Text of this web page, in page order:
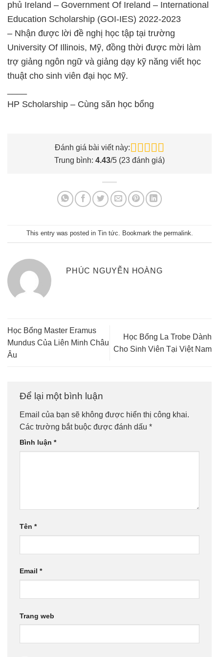
phủ Ireland – Government Of Ireland – International
Education Scholarship (GOI-IES) 2022-2023
– Nhận được lời đề nghị học tập tại trường
University Of Illinois, Mỹ, đồng thời được mời làm
trợ giảng ngôn ngữ và giảng dạy kỹ năng viết học
thuật cho sinh viên đại học Mỹ.
HP Scholarship – Cùng săn học bổng
Đánh giá bài viết này:
Trung bình: 4.43/5 (23 đánh giá)
This entry was posted in Tin tức. Bookmark the permalink.
PHÚC NGUYỄN HOÀNG
Học Bổng Master Eramus
Mundus Của Liên Minh Châu
Âu
Học Bổng La Trobe Dành
Cho Sinh Viên Tại Việt Nam
Để lại một bình luận
Email của bạn sẽ không được hiển thị công khai.
Các trường bắt buộc được đánh dấu *
Bình luận *
Tên *
Email *
Trang web